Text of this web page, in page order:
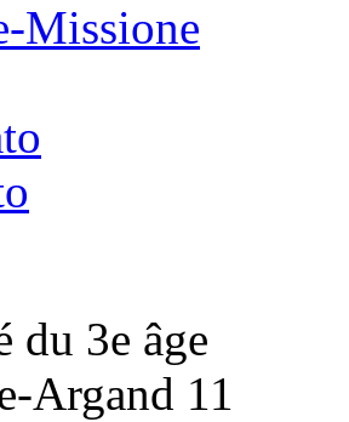
Missione
du 3e âge
Argand 11